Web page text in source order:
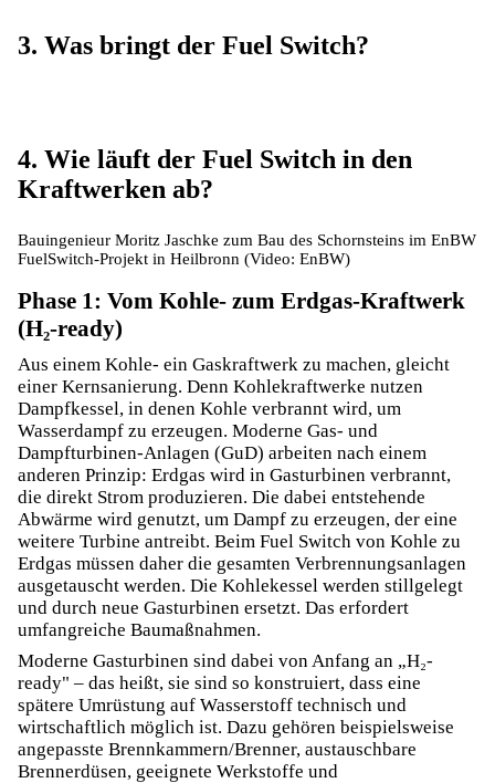
3. Was bringt der Fuel Switch?
4. Wie läuft der Fuel Switch in den
Kraftwerken ab?
Bauingenieur Moritz Jaschke zum Bau des Schornsteins im EnBW
FuelSwitch-Projekt in Heilbronn (Video: EnBW)
Phase 1: Vom Kohle- zum Erdgas-Kraftwerk
(H₂-ready)
Aus einem Kohle- ein Gaskraftwerk zu machen, gleicht
einer Kernsanierung. Denn Kohlekraftwerke nutzen
Dampfkessel, in denen Kohle verbrannt wird, um
Wasserdampf zu erzeugen. Moderne Gas- und
Dampfturbinen-Anlagen (GuD) arbeiten nach einem
anderen Prinzip: Erdgas wird in Gasturbinen verbrannt,
die direkt Strom produzieren. Die dabei entstehende
Abwärme wird genutzt, um Dampf zu erzeugen, der eine
weitere Turbine antreibt. Beim Fuel Switch von Kohle zu
Erdgas müssen daher die gesamten Verbrennungsanlagen
ausgetauscht werden. Die Kohlekessel werden stillgelegt
und durch neue Gasturbinen ersetzt. Das erfordert
umfangreiche Baumaßnahmen.
Moderne Gasturbinen sind dabei von Anfang an „H₂-
ready" – das heißt, sie sind so konstruiert, dass eine
spätere Umrüstung auf Wasserstoff technisch und
wirtschaftlich möglich ist. Dazu gehören beispielsweise
angepasste Brennkammern/Brenner, austauschbare
Brennerdüsen, geeignete Werkstoffe und